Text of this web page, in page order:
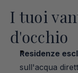
I tuoi
d'occhio
Residenze
sull'acqua